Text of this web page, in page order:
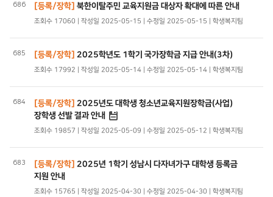
686 [등록/장학] 북한이탈주민 교육지원금 대상자 확대에 따른 안내
조회수 17060 | 작성일 2025-05-15 | 수정일 2025-05-15 | 학생복지팀
685 [등록/장학] 2025학년도 1학기 국가장학금 지급 안내(3차)
조회수 17992 | 작성일 2025-05-14 | 수정일 2025-05-14 | 학생복지팀
684 [등록/장학] 2025년도 대학생 청소년교육지원장학금(사업)
장학생 선발 결과 안내
조회수 19857 | 작성일 2025-05-09 | 수정일 2025-05-12 | 학생복지팀
683 [등록/장학] 2025년 1학기 성남시 다자녀가구 대학생 등록금
지원 안내
조회수 15765 | 작성일 2025-04-30 | 수정일 2025-04-30 | 학생복지팀